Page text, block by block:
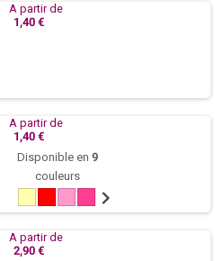
A partir de
1,40 €
A partir de
1,40 €
Disponible en 9
couleurs
Fuchsia
Parme
azur
/
A partir de
2,90 €